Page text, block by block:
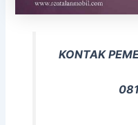
KONTAK